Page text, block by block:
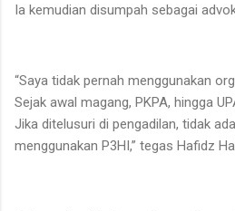
Ia kemudian disumpah sebagai
“Saya tidak pernah menggunakan
Sejak awal magang, PKPA, hingga
Jika ditelusuri di pengadilan, tidak
menggunakan P3HI,” tegas Hafidz